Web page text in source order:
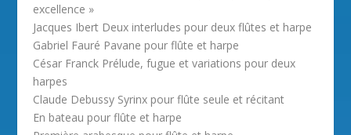
excellence »
Jacques Ibert Deux interludes pour deux flûtes et harpe
Gabriel Fauré Pavane pour flûte et harpe
César Franck Prélude, fugue et variations pour deux
harpes
Claude Debussy Syrinx pour flûte seule et récitant
En bateau pour flûte et harpe